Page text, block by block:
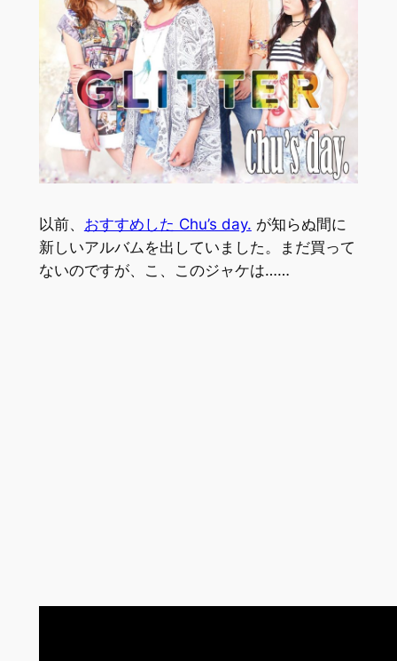
以前、 おすすめした Chu’s day. が知らぬ間に
新しいアルバムを出していました。まだ買って
ないのですが、こ、このジャケは……